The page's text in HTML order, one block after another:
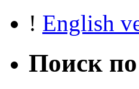
! English
Поиск